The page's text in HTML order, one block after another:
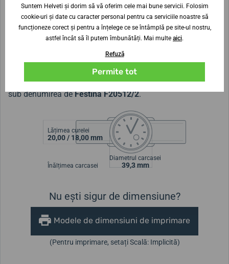
premium. Stilul ceasurilor subliniază perfect personalitatea
proprietarului lor. Ceasurile pentru femei și bărbați din
colecția Classic sunt accesorii de modă atemporale, pe
mereu piesa de rezistență a aspectului dumneavoastră.
ModelulFestina Classic Bracelet 20512/2este cunoscut și
sub denumirea deFestina F20512/2.
Lățimea curelei
20,00 / 18,00 mm
Înălțimea carcasei
Diametrul carcasei
39,3 mm
Nu ești sigur de dimensiune?
Modele de dimensiuni de imprimare
(Pentru imprimare, setați Scală: Implicită)
Suntem Helveti și dorim să vă oferim cele mai bune servicii. Folosim
cookie-uri și date cu caracter personal pentru ca serviciile noastre să
funcționeze corect și pentru a înțelege ce se întâmplă pe site-ul nostru,
astfel încât să îl putem îmbunătăți. Mai multe aici.
Refuză
Permite tot